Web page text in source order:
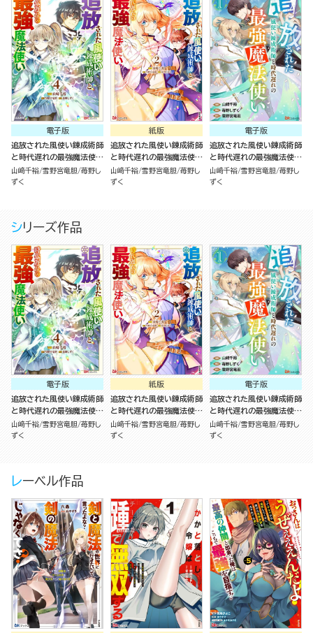
電子版
追放された風使い錬成術師
と時代遅れの最強魔法使い
コミック版 （4）
山﨑千裕 雪野宮竜胆 苺野し
ずく
紙版
追放された風使い錬成術師
と時代遅れの最強魔法使い
（2）
山﨑千裕 雪野宮竜胆 苺野し
ずく
電子版
追放された風使い錬成術師
と時代遅れの最強魔法使い
コミック版 （分冊版）
山﨑千裕 雪野宮竜胆 苺野し
ずく
シリーズ作品
電子版
追放された風使い錬成術師
と時代遅れの最強魔法使い
コミック版 （4）
山﨑千裕 雪野宮竜胆 苺野し
ずく
紙版
追放された風使い錬成術師
と時代遅れの最強魔法使い
（2）
山﨑千裕 雪野宮竜胆 苺野し
ずく
電子版
追放された風使い錬成術師
と時代遅れの最強魔法使い
コミック版 （分冊版）
山﨑千裕 雪野宮竜胆 苺野し
ずく
レーベル作品